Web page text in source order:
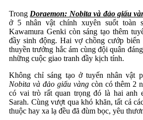
Trong Doraemon: Nobita và đảo giấu
ở 5 nhân vật chính xuyên suốt toàn
Kawamura Genki còn sáng tạo thêm
đầy sinh động. Hai vợ chồng cướp
thuyền trưởng hắc ám cùng đội quân
những cuộc giao tranh đầy kịch tính.
Không chỉ sáng tạo ở tuyến nhân vật
Nobita và đảo giấu vàng còn có thêm 2
có vai trò rất quan trọng đó là hai anh
Sarah. Cùng vượt qua khó khăn, tất cả
thuộc hay xa lạ đều đã đùm bọc, yêu